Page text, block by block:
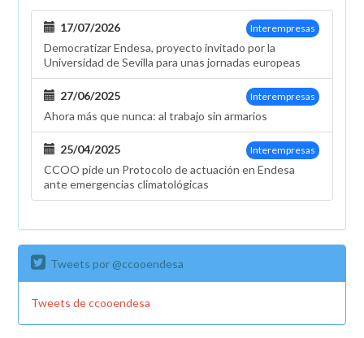
Interempresas
17/07/2026
Democratizar Endesa, proyecto invitado por la
Universidad de Sevilla para unas jornadas europeas
Interempresas
27/06/2025
Ahora más que nunca: al trabajo sin armarios
Interempresas
25/04/2025
CCOO pide un Protocolo de actuación en Endesa
ante emergencias climatológicas
Tweets por @ccooendesa
Tweets de ccooendesa